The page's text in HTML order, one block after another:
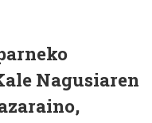
Nagusiaren